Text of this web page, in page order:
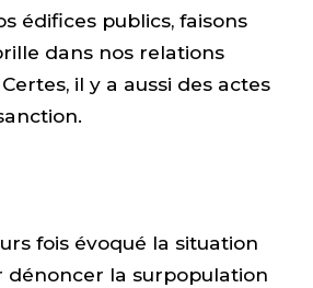
édifices publics, faisons
dans nos relations
il y a aussi des actes
fois évoqué la situation
dénoncer la surpopulation